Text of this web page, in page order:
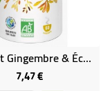
Thé Vert Gingembre & Écorces De Citron Vert Bio
7,47 €Prix